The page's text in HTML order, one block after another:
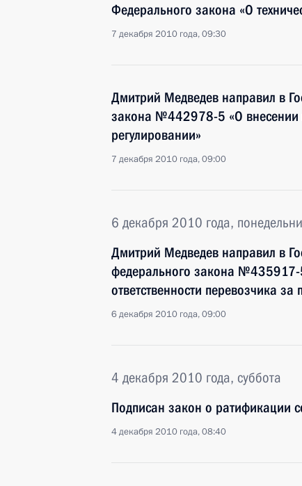
Федерального закона «О
7 декабря 2010 года, 09:30
Дмитрий Медведев направил в
закона №442978-5 «О внесении
регулировании»
7 декабря 2010 года, 09:00
6 декабря 2010 года,
Дмитрий Медведев направил в
федерального закона №435917-
ответственности перевозчика
6 декабря 2010 года, 09:00
4 декабря 2010 года, суббота
Подписан закон о ратификации
4 декабря 2010 года, 08:40